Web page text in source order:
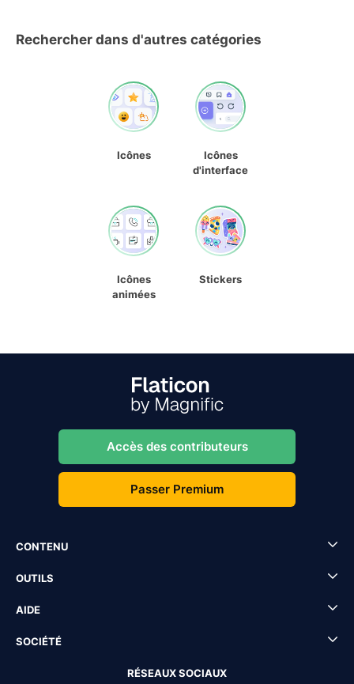
Rechercher dans d'autres catégories
Icônes
Icônes
d'interface
Icônes
animées
Stickers
Accès des contributeurs
Passer Premium
CONTENU
OUTILS
AIDE
SOCIÉTÉ
RÉSEAUX SOCIAUX